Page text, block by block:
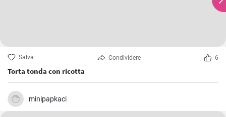
Salva Condividere 6
Torta tonda con ricotta
minipapkaci